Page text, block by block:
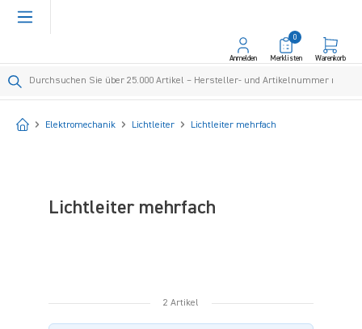
springen
Anmelden Merklisten
0
Warenkorb
Startseite
Elektromechanik Lichtleiter Lichtleiter mehrfach
Lichtleiter mehrfach
2 Artikel